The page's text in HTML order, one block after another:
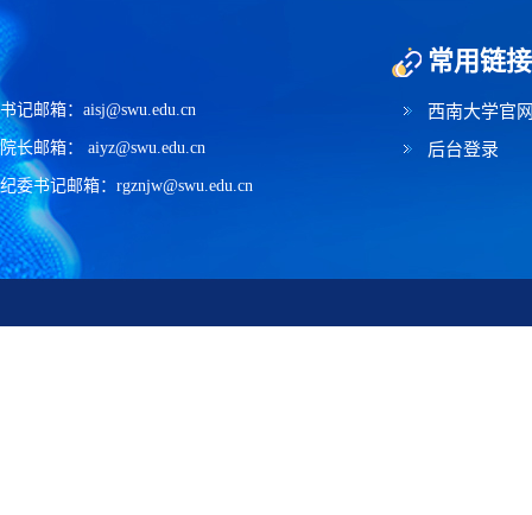
书记邮箱：aisj@swu.edu.cn
院长邮箱： aiyz@swu.edu.cn
纪委书记邮箱：rgznjw@swu.edu.cn
常用链接
西南大学官
后台登录